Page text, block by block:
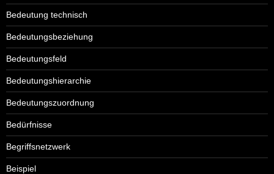
Bedeutung technisch
Bedeutungsbeziehung
Bedeutungsfeld
Bedeutungshierarchie
Bedeutungszuordnung
Bedürfnisse
Begriffsnetzwerk
Beispiel